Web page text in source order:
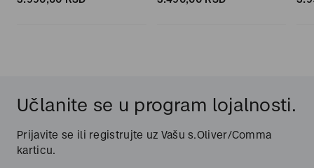
Učlanite se u program lojalnosti.
Prijavite se ili registrujte uz Vašu s.Oliver/Comma
karticu.